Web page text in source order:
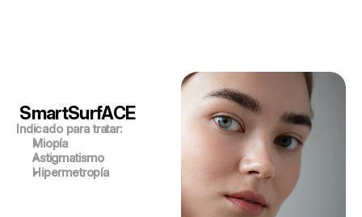
SmartSurfACE
Indicado para tratar:
Miopía
Astigmatismo
Hipermetropía